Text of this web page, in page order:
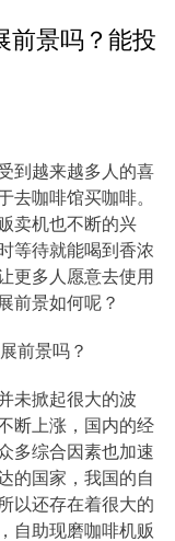
前景吗？能投
到越来越多人的喜
去咖啡馆买咖啡。
卖机也不断的兴
等待就能喝到香浓
更多人愿意去使用
前景如何呢？
未掀起很大的波
断上涨，国内的经
多综合因素也加速
的国家，我国的自
以还存在着很大的
自助现磨咖啡机贩